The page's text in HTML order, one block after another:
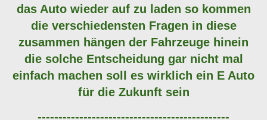
das Auto wieder auf zu laden so kommen
die verschiedensten Fragen in diese
zusammen hängen der Fahrzeuge hinein
die solche Entscheidung gar nicht mal
einfach machen soll es wirklich ein E Auto
für die Zukunft sein
----------------------------------------------